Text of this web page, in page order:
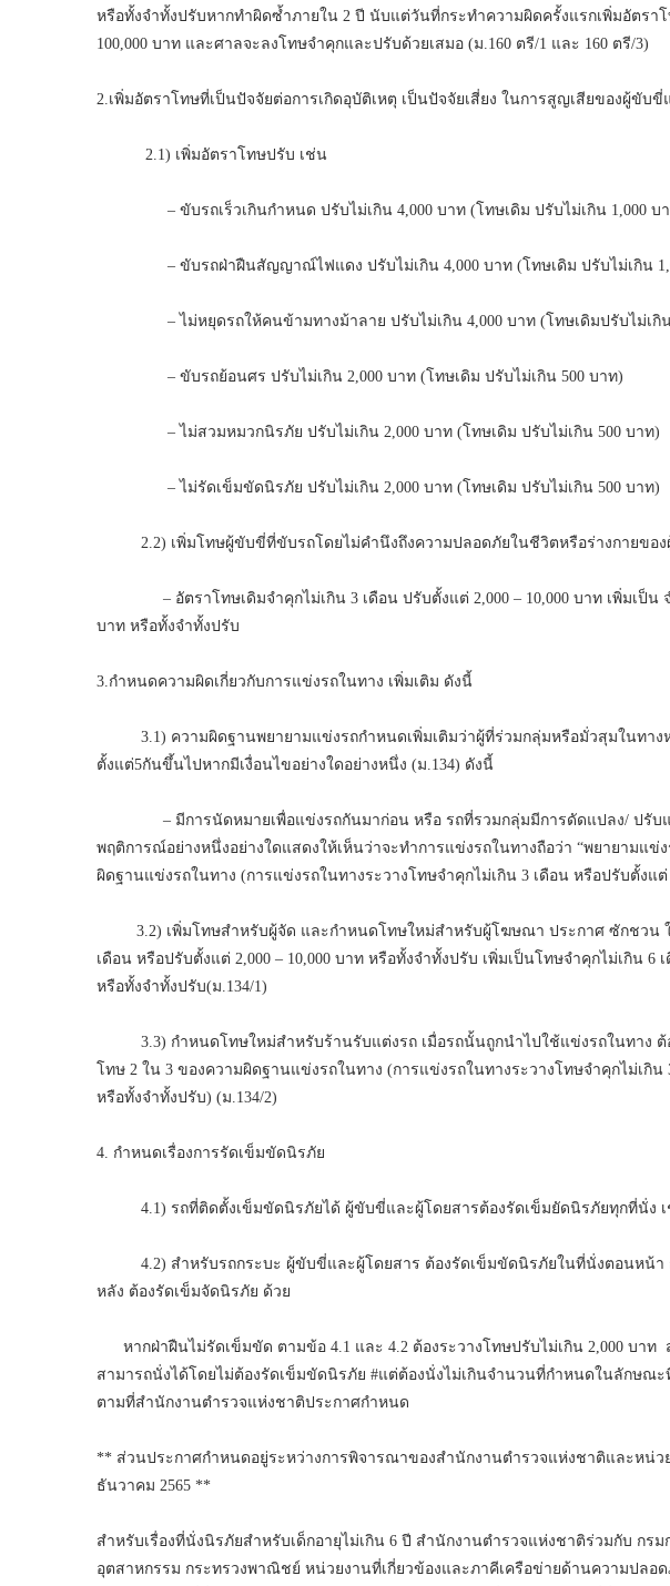
หรือทั้งจำทั้งปรับหากทำผิดซ้ำภายใน 2 ปี นับแต่วันที่กระทำความผิดครั้งแรกเพิ่มอัตราโ
100,000 บาท และศาลจะลงโทษจำคุกและปรับด้วยเสมอ (ม.160 ตรี/1 และ 160 ตรี/3)
2.เพิ่มอัตราโทษที่เป็นปัจจัยต่อการเกิดอุบัติเหตุ เป็นปัจจัยเสี่ยง ในการสูญเสียของผู้ขับขี่
2.1) เพิ่มอัตราโทษปรับ เช่น
– ขับรถเร็วเกินกำหนด ปรับไม่เกิน 4,000 บาท (โทษเดิม ปรับไม่เกิน 1,000 บ
– ขับรถฝ่าฝืนสัญญาณ์ไฟแดง ปรับไม่เกิน 4,000 บาท (โทษเดิม ปรับไม่เกิน
– ไม่หยุดรถให้คนข้ามทางม้าลาย ปรับไม่เกิน 4,000 บาท (โทษเดิมปรับไม่เกิน
– ขับรถย้อนศร ปรับไม่เกิน 2,000 บาท (โทษเดิม ปรับไม่เกิน 500 บาท)
– ไม่สวมหมวกนิรภัย ปรับไม่เกิน 2,000 บาท (โทษเดิม ปรับไม่เกิน 500 บาท)
– ไม่รัดเข็มขัดนิรภัย ปรับไม่เกิน 2,000 บาท (โทษเดิม ปรับไม่เกิน 500 บาท)
2.2) เพิ่มโทษผู้ขับขี่ที่ขับรถโดยไม่คำนึงถึงความปลอดภัยในชีวิตหรือร่างกายของ
– อัตราโทษเดิมจำคุกไม่เกิน 3 เดือน ปรับตั้งแต่ 2,000 – 10,000 บาท เพิ่มเป็น จำ
บาท หรือทั้งจำทั้งปรับ
3.กำหนดความผิดเกี่ยวกับการแข่งรถในทาง เพิ่มเติม ดังนี้
3.1) ความผิดฐานพยายามแข่งรถกำหนดเพิ่มเติมว่าผู้ที่ร่วมกลุ่มหรือมั่วสุมในทาง
ตั้งแต่5กันขึ้นไปหากมีเงื่อนไขอย่างใดอย่างหนึ่ง (ม.134) ดังนี้
– มีการนัดหมายเพื่อแข่งรถกันมาก่อน หรือ รถที่รวมกลุ่มมีการดัดแปลง/ ปรับแต่
พฤติการณ์อย่างหนึ่งอย่างใดแสดงให้เห็นว่าจะทำการแข่งรถในทางถือว่า “พยายามแข่
ผิดฐานแข่งรถในทาง (การแข่งรถในทางระวางโทษจำคุกไม่เกิน 3 เดือน หรือปรับตั้งแต่
3.2) เพิ่มโทษสำหรับผู้จัด และกำหนดโทษใหม่สำหรับผู้โฆษณา ประกาศ ซักชวน ใ
เดือน หรือปรับตั้งแต่ 2,000 – 10,000 บาท หรือทั้งจำทั้งปรับ เพิ่มเป็นโทษจำคุกไม่เกิน 6
หรือทั้งจำทั้งปรับ(ม.134/1)
3.3) กำหนดโทษใหม่สำหรับร้านรับแต่งรถ เมื่อรถนั้นถูกนำไปใช้แข่งรถในทาง ต้
โทษ 2 ใน 3 ของความผิดฐานแข่งรถในทาง (การแข่งรถในทางระวางโทษจำคุกไม่เกิน
หรือทั้งจำทั้งปรับ) (ม.134/2)
4. กำหนดเรื่องการรัดเข็มขัดนิรภัย
4.1) รถที่ติดตั้งเข็มขัดนิรภัยได้ ผู้ขับขี่และผู้โดยสารต้องรัดเข็มยัดนิรภัยทุกที่นั่ง
4.2) สำหรับรถกระบะ ผู้ขับขี่และผู้โดยสาร ต้องรัดเข็มขัดนิรภัยในที่นั่งตอนหน้า
หลัง ต้องรัดเข็มจัดนิรภัย ด้วย
หากฝ่าฝืนไม่รัดเข็มขัด ตามข้อ 4.1 และ 4.2 ต้องระวางโทษปรับไม่เกิน 2,000 บาท
สามารถนั่งได้โดยไม่ต้องรัดเข็มขัดนิรภัย #แต่ต้องนั่งไม่เกินจำนวนที่กำหนดในลักษณ
ตามที่สำนักงานตำรวจแห่งชาติประกาศกำหนด
** ส่วนประกาศกำหนดอยู่ระหว่างการพิจารณาของสำนักงานตำรวจแห่งชาติและหน่ว
ธันวาคม 2565 **
สำหรับเรื่องที่นั่งนิรภัยสำหรับเด็กอายุไม่เกิน 6 ปี สำนักงานตำรวจแห่งชาติร่วมกับ กร
อุตสาหกรรม กระทรวงพาณิชย์ หน่วยงานที่เกี่ยวข้องและภาคีเครือข่ายด้านความปล